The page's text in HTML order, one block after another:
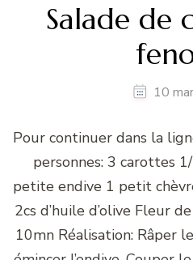
Salade de
10
Pour continuer dans la
personnes: 3 carottes
petite endive 1 petit
2cs d’huile d’olive Fleur
10mn Réalisation: Râper